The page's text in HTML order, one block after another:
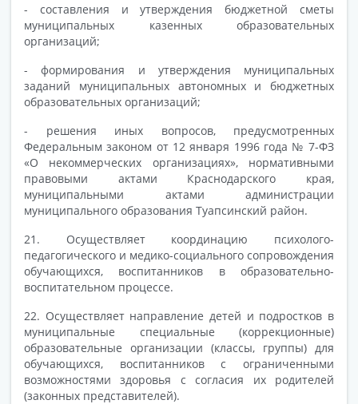
- составления и утверждения бюджетной сметы
муниципальных казенных образовательных
организаций;
- формирования и утверждения муниципальных
заданий муниципальных автономных и бюджетных
образовательных организаций;
- решения иных вопросов, предусмотренных
Федеральным законом от 12 января 1996 года № 7-ФЗ
«О некоммерческих организациях», нормативными
правовыми актами Краснодарского края,
муниципальными актами администрации
муниципального образования Туапсинский район.
21. Осуществляет координацию психолого-
педагогического и медико-социального сопровождения
обучающихся, воспитанников в образовательно-
воспитательном процессе.
22. Осуществляет направление детей и подростков в
муниципальные специальные (коррекционные)
образовательные организации (классы, группы) для
обучающихся, воспитанников с ограниченными
возможностями здоровья с согласия их родителей
(законных представителей).